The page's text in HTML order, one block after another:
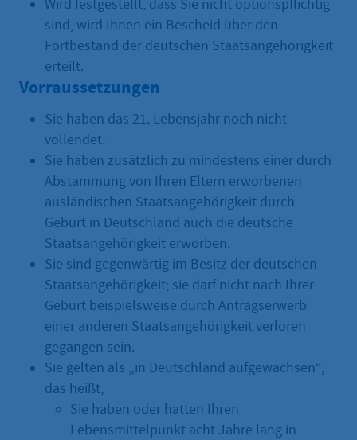
Wird festgestellt, dass Sie nicht optionspflichtig
sind, wird Ihnen ein Bescheid über den
Fortbestand der deutschen Staatsangehörigkeit
erteilt.
Vorraussetzungen
Sie haben das 21. Lebensjahr noch nicht
vollendet.
Sie haben zusätzlich zu mindestens einer durch
Abstammung von Ihren Eltern erworbenen
ausländischen Staatsangehörigkeit durch
Geburt in Deutschland auch die deutsche
Staatsangehörigkeit erworben.
Sie sind gegenwärtig im Besitz der deutschen
Staatsangehörigkeit; sie darf nicht nach Ihrer
Geburt beispielsweise durch Antragserwerb
einer anderen Staatsangehörigkeit verloren
gegangen sein.
Sie gelten als „in Deutschland aufgewachsen“,
das heißt,
Sie haben oder hatten Ihren
Lebensmittelpunkt acht Jahre lang in